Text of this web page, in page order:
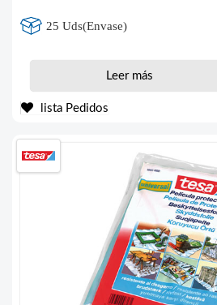
25 Uds(Envase)
Leer más
lista Pedidos